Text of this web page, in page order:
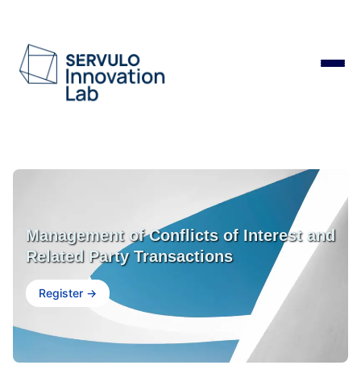
Management of Conflicts of Interest and
Related Party Transactions
Register →